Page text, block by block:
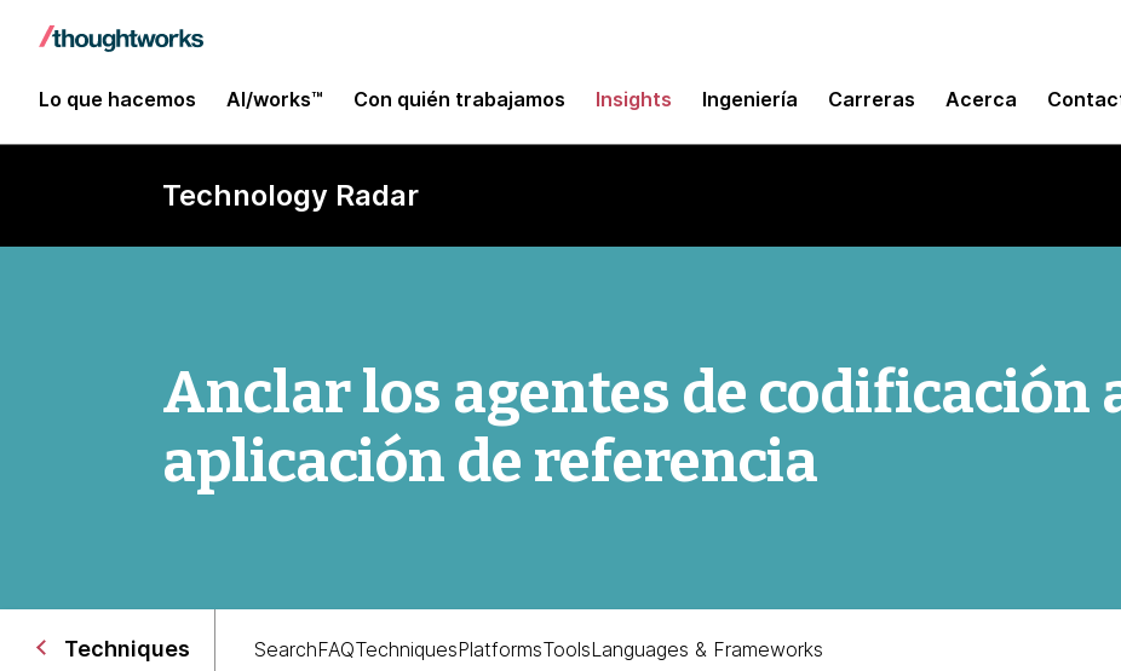
Lo que hacemos AI/works™ Con quién trabajamos Insights Ingeniería Carreras Acerca
Technology Radar
Anclar los agentes de codificación
aplicación de referencia
Techniques SearchFAQTechniquesPlatformsToolsLanguages & Frameworks